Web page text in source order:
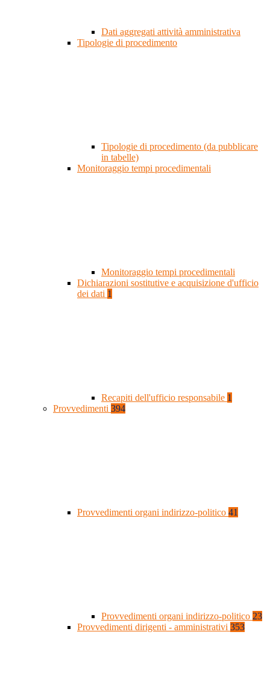
Dati aggregati attività amministrativa
Tipologie di procedimento
Tipologie di procedimento (da pubblicare
in tabelle)
Monitoraggio tempi procedimentali
Monitoraggio tempi procedimentali
Dichiarazioni sostitutive e acquisizione d'ufficio
dei dati 1
Recapiti dell'ufficio responsabile 1
Provvedimenti 394
Provvedimenti organi indirizzo-politico 41
Provvedimenti organi indirizzo-politico 23
Provvedimenti dirigenti - amministrativi 353